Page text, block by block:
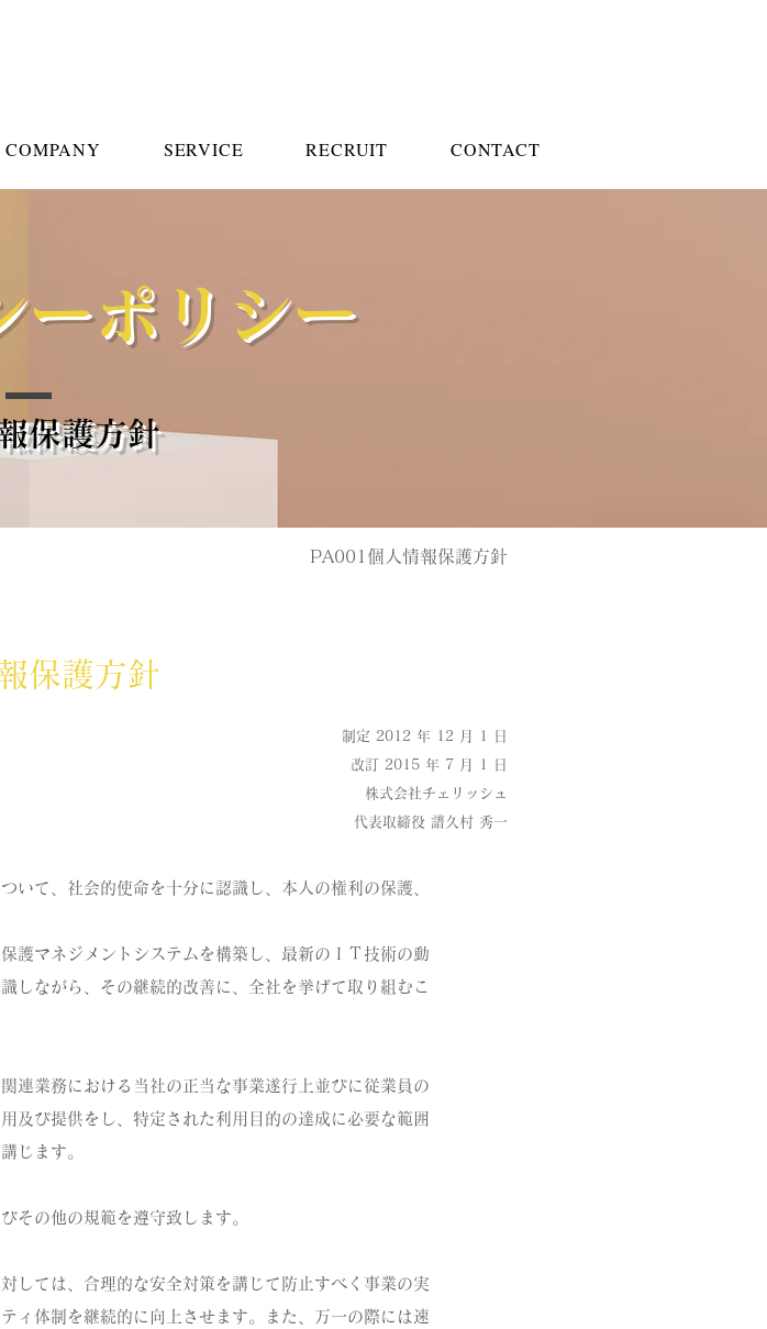
COMPANY SERVICE RECRUIT CONTACT
ーポリシー
保護方針
PA001個人情報保護方針
保護方針
制定 2012 年 12 月 1 日
改訂 2015 年 7 月 1 日
株式会社チェリッシュ
代表取締役 譜久村 秀一
て、社会的使命を十分に認識し、本人の権利の保護、
護マネジメントシステムを構築し、最新のＩＴ技術の動
しながら、その継続的改善に、全社を挙げて取り組むこ
連業務における当社の正当な事業遂行上並びに従業員の
及び提供をし、特定された利用目的の達成に必要な範囲
じます。
その他の規範を遵守致します。
しては、合理的な安全対策を講じて防止すべく事業の実
ィ体制を継続的に向上させます。また、万一の際には速